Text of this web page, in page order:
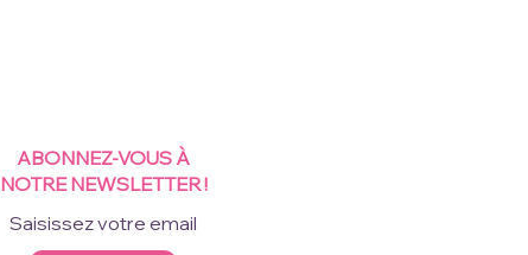
ABONNEZ-VOUS À
NOTRE NEWSLETTER !